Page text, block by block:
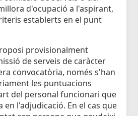
d'ocupació a l'aspirant,
establerts en el punt
provisionalment
de serveis de caràcter
convocatòria, només s'han
les puntuacions
del personal funcionari que
l'adjudicació. En el cas que